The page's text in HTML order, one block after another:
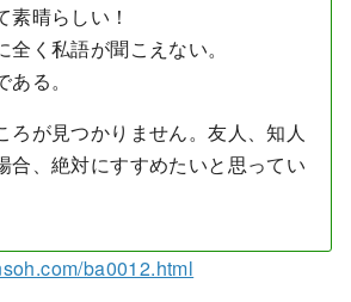
素晴らしい！
全く私語が聞こえない。
る。
ろが見つかりません。友人、知人
合、絶対にすすめたいと思ってい
ba0012.html